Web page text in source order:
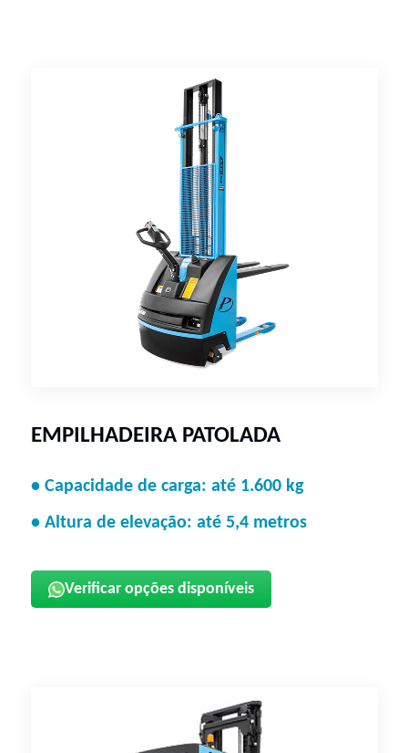
EMPILHADEIRA PATOLADA
• Capacidade de carga: até 1.600 kg
• Altura de elevação: até 5,4 metros
Verificar opções disponíveis